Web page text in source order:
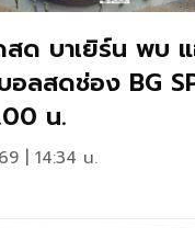
ด บาเยิร์น พบ
ลสดช่อง BG
น.
| 14:34 น.